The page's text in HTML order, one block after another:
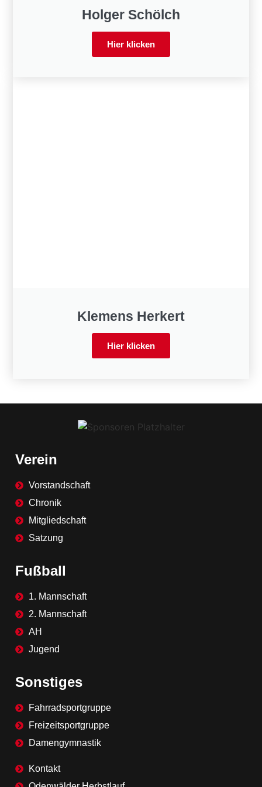
Holger Schölch
Hier klicken
Klemens Herkert
Hier klicken
Verein
Vorstandschaft
Chronik
Mitgliedschaft
Satzung
Fußball
1. Mannschaft
2. Mannschaft
AH
Jugend
Sonstiges
Fahrradsportgruppe
Freizeitsportgruppe
Damengymnastik
Kontakt